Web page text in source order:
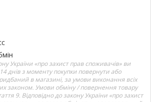
України «про захист прав споживачів» ви
днів з моменту покупки повернути або
в магазині, за умови виконання всіх
законом. Умови обміну / повернення товару
9. Відповідно до закону України «про захист